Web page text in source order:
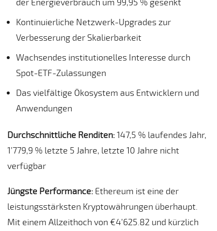
Kontinuierliche Netzwerk-Upgrades zur
Verbesserung der Skalierbarkeit
Wachsendes institutionelles Interesse durch
Spot-ETF-Zulassungen
Das vielfältige Ökosystem aus Entwicklern und
Anwendungen
Durchschnittliche Renditen:147,5 % laufendes Jahr,
1’779,9 % letzte 5 Jahre, letzte 10 Jahre nicht
verfügbar
Jüngste Performance: Ethereum ist eine der
leistungsstärksten Kryptowährungen überhaupt.
Mit einem Allzeithoch von €4’625.82 und kürzlich